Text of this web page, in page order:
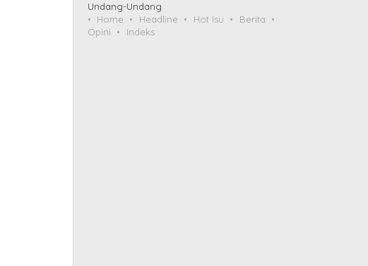
Undang-Undang
Home
Headline Hot Isu
Berita
Opini
Indeks